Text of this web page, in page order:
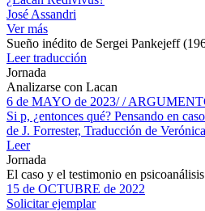
José Assandri
Ver más
Sueño inédito de Sergei Pankejeff
Leer traducción
Jornada
Analizarse con Lacan
6 de MAYO de 2023/ /
Si p, ¿entonces qué? Pensando en
de J. Forrester, Traducción de
Leer
Jornada
El caso y el testimonio en psicoanálisis
15 de OCTUBRE de 2022
Solicitar ejemplar